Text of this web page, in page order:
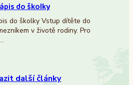
do školky
do školky Vstup dítěte do
v životě rodiny. Pro
další články